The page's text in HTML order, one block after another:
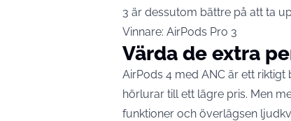
3 är dessutom bättre på att ta
Vinnare: AirPods Pro 3
Värda de extra
AirPods 4 med ANC är ett
hörlurar till ett lägre pris. Men
funktioner och överlägsen